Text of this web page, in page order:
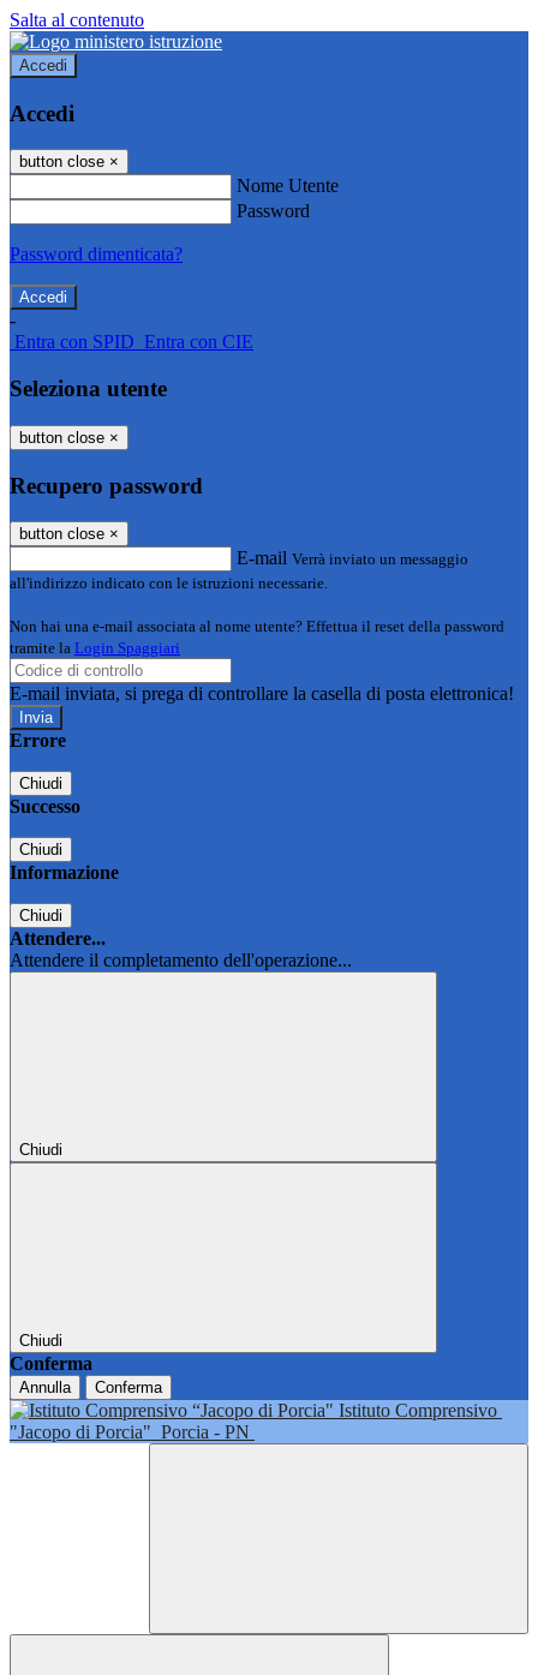
Salta al contenuto
Accedi
Accedi
button close ×
Nome Utente
Password
Password dimenticata?
-
Entra con SPID Entra con CIE
Seleziona utente
button close ×
Recupero password
button close ×
E-mail Verrà inviato un messaggio
all'indirizzo indicato con le istruzioni necessarie.
Non hai una e-mail associata al nome utente? Effettua il reset della password
tramite la Login Spaggiari
E-mail inviata, si prega di controllare la casella di posta elettronica!
Errore
Chiudi
Successo
Chiudi
Informazione
Chiudi
Attendere...
Attendere il completamento dell'operazione...
Chiudi
Chiudi
Conferma
Annulla Conferma
Istituto Comprensivo
"Jacopo di Porcia" Porcia - PN